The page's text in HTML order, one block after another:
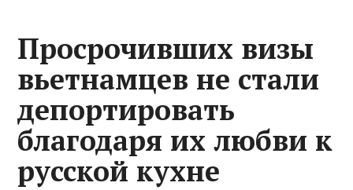
Просрочивших визы
вьетнамцев не стали
депортировать
благодаря их любви к
русской кухне